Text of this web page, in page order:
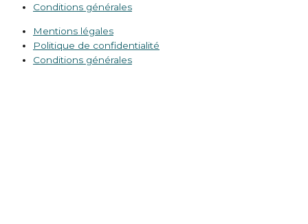
Conditions générales
Mentions légales
Politique de confidentialité
Conditions générales